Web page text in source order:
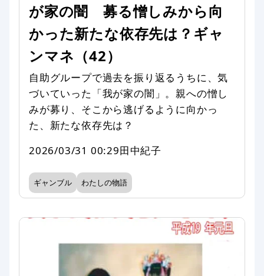
が家の闇 募る憎しみから向
かった新たな依存先は？ギャ
ンマネ（42）
自助グループで過去を振り返るうちに、気
づいていった「我が家の闇」。親への憎し
みが募り、そこから逃げるように向かっ
た、新たな依存先は？
2026/03/31 00:29田中紀子
ギャンブル わたしの物語